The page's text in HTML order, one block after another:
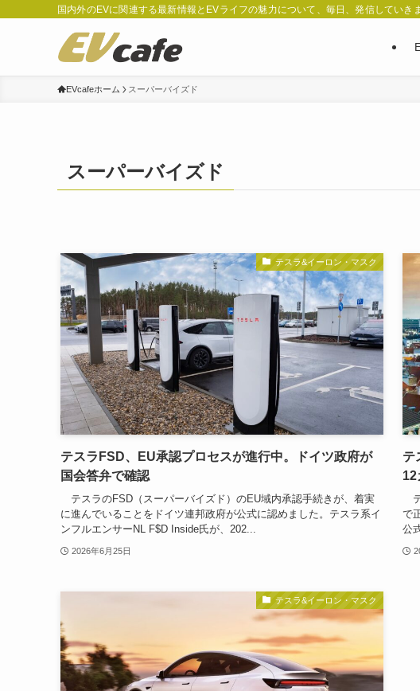
国内外のEVに関連する最新情報とEVライフの魅力について、毎日、発信していきま
EVcafeホーム スーパーバイズド
スーパーバイズド
テスラ&イーロン・マスク
テスラFSD、EU承認プロセスが進行中。ドイツ政府が
国会答弁で確認
テスラのFSD（スーパーバイズド）のEU域内承認手続きが、着実
に進んでいることをドイツ連邦政府が公式に認めました。テスラ系イ
ンフルエンサーNL F$D Inside氏が、202...
2026年6月25日
テ
12
で
公
テスラ&イーロン・マスク